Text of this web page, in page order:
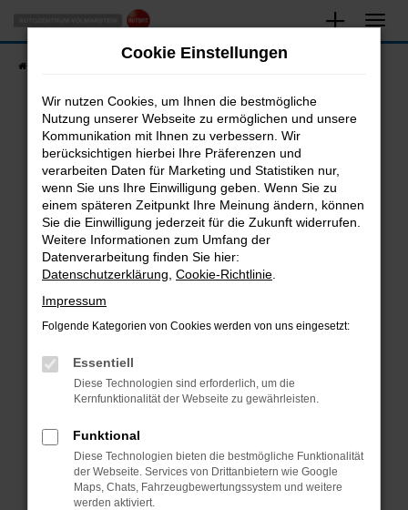
Zum
Hauptinhalt
springen
Fahrzeugsuche
Fehler: Network Error
Beim Laden ist ein Fehler aufgetreten.
Hier sind ein paar Tipps, die dir helfen können:
Überprüfe deine Firewall und deine
Internetverbindung.
Laden andere Webseiten, zum Beispiel deine
Suchmaschine?
Prüfe deine Browsererweiterungen.
können das Laden bestimmter Seiten
verhindern. Funktioniert die Seite in einem
anderen Browser oder in einem privaten
Starte dein Gerät neu.
Das kann manchmal helfen, vorübergehende
Probleme zu beheben.
Cookie Einstellungen
Wir nutzen Cookies, um Ihnen die bestmögliche
Nutzung unserer Webseite zu ermöglichen und unsere
Kommunikation mit Ihnen zu verbessern. Wir
berücksichtigen hierbei Ihre Präferenzen und
verarbeiten Daten für Marketing und Statistiken nur,
wenn Sie uns Ihre Einwilligung geben. Wenn Sie zu
einem späteren Zeitpunkt Ihre Meinung ändern, können
Sie die Einwilligung jederzeit für die Zukunft widerrufen.
Weitere Informationen zum Umfang der
Datenverarbeitung finden Sie hier:
Datenschutzerklärung Cookie-Richtlinie
Impressum
Folgende Kategorien von Cookies werden von uns eingesetzt:
Essentiell
Diese Technologien sind erforderlich, um die
Kernfunktionalität der Webseite zu gewährleisten.
Funktional
Diese Technologien bieten die bestmögliche Funktionalität
der Webseite. Services von Drittanbietern wie Google
Maps, Chats, Fahrzeugbewertungssystem und weitere
werden aktiviert.